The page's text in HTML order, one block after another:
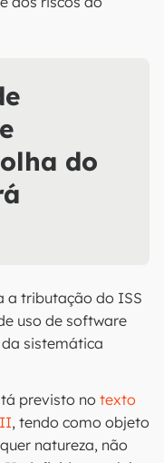
do
a tributação do ISS
uso de software
sistemática
previsto no texto
, tendo como objeto
natureza, não